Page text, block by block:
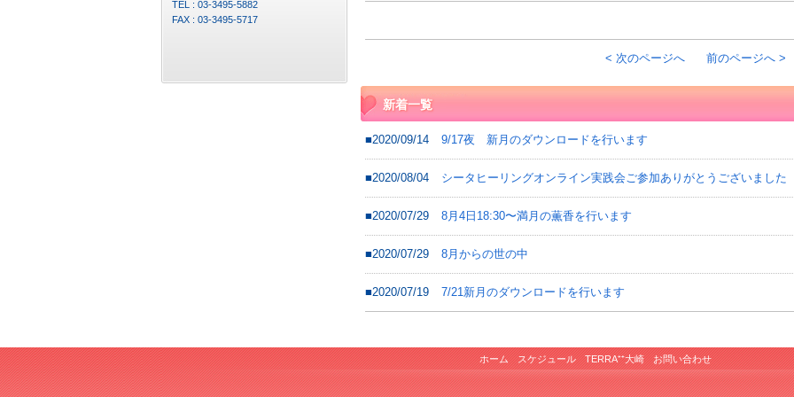
< 次のページへ 前のページへ >
新着一覧
■2020/09/14 9/17夜 新月のダウンロードを行います
■2020/08/04 シータヒーリングオンライン実践会ご参加ありがとうございました
■2020/07/29 8月4日18:30〜満月の薫香を行います
■2020/07/29 8月からの世の中
■2020/07/19 7/21新月のダウンロードを行います
TEL : 03-3495-5882
FAX : 03-3495-5717
ホーム スケジュール TERRA⁺⁺大崎 お問い合わせ